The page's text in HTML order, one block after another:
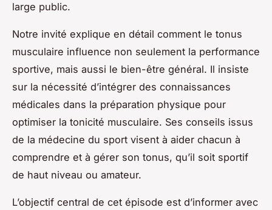
large public.
Notre invité explique en détail comment le tonus
musculaire influence non seulement la performance
sportive, mais aussi le bien-être général. Il insiste
sur la nécessité d’intégrer des connaissances
médicales dans la préparation physique pour
optimiser la tonicité musculaire. Ses conseils issus
de la médecine du sport visent à aider chacun à
comprendre et à gérer son tonus, qu’il soit sportif
de haut niveau ou amateur.
L’objectif central de cet épisode est d’informer avec